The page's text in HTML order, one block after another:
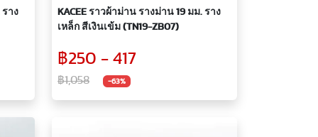
ราง
KACEE ราวผ้าม่าน รางม่าน 19 มม. ราง
เหล็ก สีเงินเข้ม (TN19-ZB07)
฿250 - 417
฿1,058 -63%